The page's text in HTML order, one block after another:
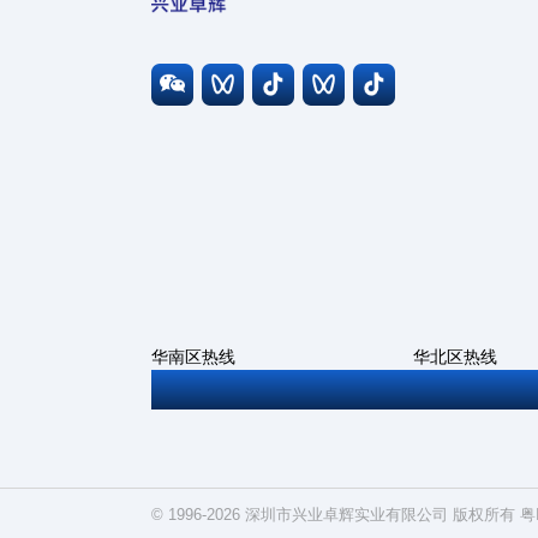
华南区热线
0755-27806543
华北区热线
010-
© 1996-2026 深圳市兴业卓辉实业有限公司 版权所有